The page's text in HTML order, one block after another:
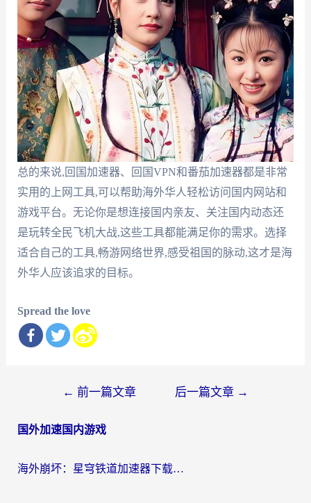
总的来说,回国加速器、回国VPN和番茄加速器都是非常
实用的上网工具,可以帮助海外华人轻松访问国内网站和
游戏平台。无论你是想连接国内亲友、关注国内动态还
是玩转全民飞机大战,这些工具都能满足你的需求。选择
适合自己的工具,畅游网络世界,感受祖国的脉动,这才是海
外华人应该追求的目标。
Spread the love
导
← 前一篇文章 后一篇文章 →
国外加速国内游戏
海外崩坏：星穹铁道加速器下载安装：一份给游子的终极网络指南